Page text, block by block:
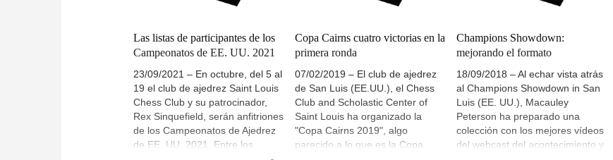
Las listas de participantes de los
Campeonatos de EE. UU. 2021
23/09/2021 – En octubre, del 5 al
19 el club de ajedrez Saint Louis
Chess Club y su patrocinador,
Rex Sinquefield, serán anfitriones
de los Campeonatos de Ajedrez
de EE. UU. 2021. Entre los
Copa Cairns cuatro victorias en la
primera ronda
07/02/2019 – El club de ajedrez
de San Luis (EE.UU.), el Chess
Club and Scholastic Center of
Saint Louis ha organizado la
"Copa Cairns 2019", algo
parecido a lo que es la Copa
Champions Showdown:
mejorando el formato
18/09/2018 – Al echar vista atrás
al Champions Showdown in San
Luis (EE. UU.), Macauley
Peterson ha preparado una
colección con los mejores vídeos
del webcast del acontecimiento y